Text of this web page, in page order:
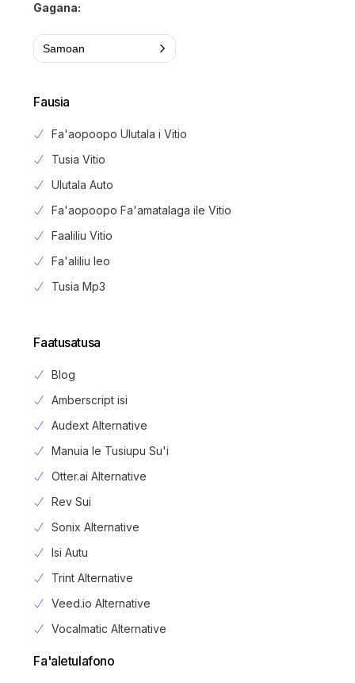
Gagana:
Samoan
Fausia
Fa'aopoopo Ulutala i Vitio
Tusia Vitio
Ulutala Auto
Fa'aopoopo Fa'amatalaga ile Vitio
Faaliliu Vitio
Fa'aliliu leo
Tusia Mp3
Faatusatusa
Blog
Amberscript isi
Audext Alternative
Manuia le Tusiupu Su'i
Otter.ai Alternative
Rev Sui
Sonix Alternative
Isi Autu
Trint Alternative
Veed.io Alternative
Vocalmatic Alternative
Fa'aletulafono